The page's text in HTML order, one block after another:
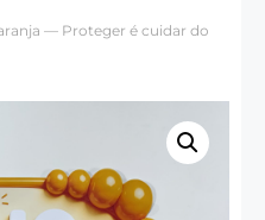
— Proteger é cuidar do